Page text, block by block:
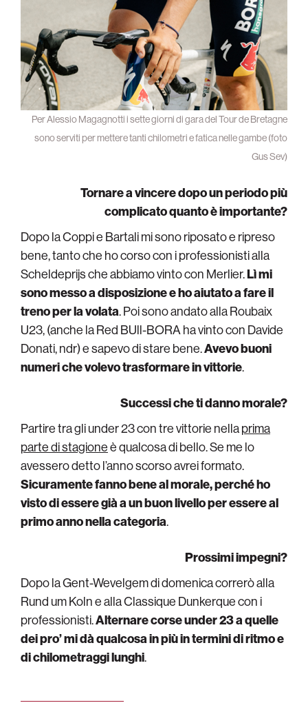
Per Alessio Magagnotti i sette giorni di gara del Tour de Bretagne
sono serviti per mettere tanti chilometri e fatica nelle gambe (foto
Gus Sev)
Tornare a vincere dopo un periodo più
complicato quanto è importante?
Dopo la Coppi e Bartali mi sono riposato e ripreso
bene, tanto che ho corso con i professionisti alla
Scheldeprijs che abbiamo vinto con Merlier.Lì mi
sono messo a disposizione e ho aiutato a fare il
treno per la volata. Poi sono andato alla Roubaix
U23, (anche la Red BUll-BORA ha vinto con Davide
Donati, ndr) e sapevo di stare bene.Avevo buoni
numeri che volevo trasformare in vittorie.
Successi che ti danno morale?
Partire tra gli under 23 con tre vittorie nellaprima
parte di stagioneè qualcosa di bello. Se me lo
avessero detto l’anno scorso avrei formato.
Sicuramente fanno bene al morale, perché ho
visto di essere già a un buon livello per essere al
primo anno nella categoria.
Prossimi impegni?
Dopo la Gent-Wevelgem di domenica correrò alla
Rund um Koln e alla Classique Dunkerque con i
professionisti.Alternare corse under 23 a quelle
dei pro’ mi dà qualcosa in più in termini di ritmo e
di chilometraggi lunghi.